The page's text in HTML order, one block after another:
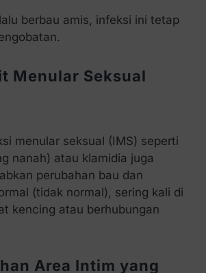
berbau amis, infeksi ini tetap
Menular Seksual
menular seksual (IMS) seperti
nanah) atau klamidia juga
perubahan bau dan
(tidak normal), sering kali di
kencing atau berhubungan
Area Intim yang